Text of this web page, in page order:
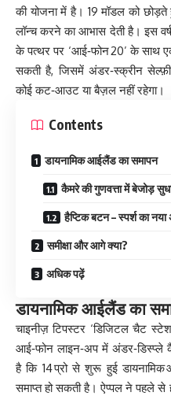
की योजना में है। 19 मॉडल को
लॉन्च करने का आभास देती है। इस
के पत्थर पर ‘आई‑फोन 20’ के साथ
सकती है, जिसमें अंडर‑स्क्रीन
कोई कट‑आउट या बैज़ल नहीं रहेगा।
Contents
डायनामिक आईलैंड का समापन
कैमरे की गुणवत्ता में बेजोड़
हैप्टिक बटन – स्पर्श का
समीक्षा और आगे क्या?
अधिक पढ़ें
डायनामिक आईलैंड का
चाइनीज़ टिपस्टर ‘डिजिटल चैट
आई‑फोन लाइन‑अप में अंडर‑डिस्प्ले
है कि 14 प्रो से शुरू हुई
समाप्त हो सकती है। ऐप्पल ने पहले